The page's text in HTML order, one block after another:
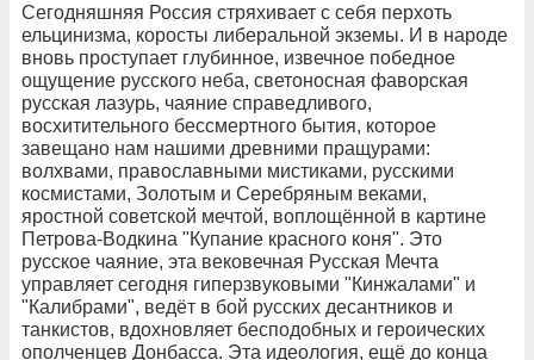
Сегодняшняя Россия стряхивает с себя перхоть
ельцинизма, коросты либеральной экземы. И в народе
вновь проступает глубинное, извечное победное
ощущение русского неба, светоносная фаворская
русская лазурь, чаяние справедливого,
восхитительного бессмертного бытия, которое
завещано нам нашими древними пращурами:
волхвами, православными мистиками, русскими
космистами, Золотым и Серебряным веками,
яростной советской мечтой, воплощённой в картине
Петрова-Водкина "Купание красного коня". Это
русское чаяние, эта вековечная Русская Мечта
управляет сегодня гиперзвуковыми "Кинжалами" и
"Калибрами", ведёт в бой русских десантников и
танкистов, вдохновляет бесподобных и героических
ополченцев Донбасса. Эта идеология, ещё до конца